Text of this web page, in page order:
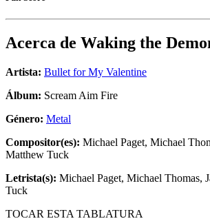
Acerca de Waking the
Artista: Bullet for My Valentine
Álbum: Scream Aim Fire
Género: Metal
Compositor(es): Michael Paget, Michael
Matthew Tuck
Letrista(s): Michael Paget, Michael Thomas,
Tuck
TOCAR ESTA TABLATURA